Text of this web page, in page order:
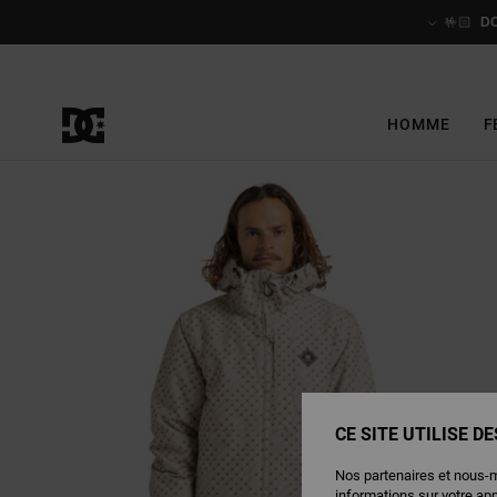
🤟🏻
HOMME
CE SITE UTILISE
Nos partenaires et